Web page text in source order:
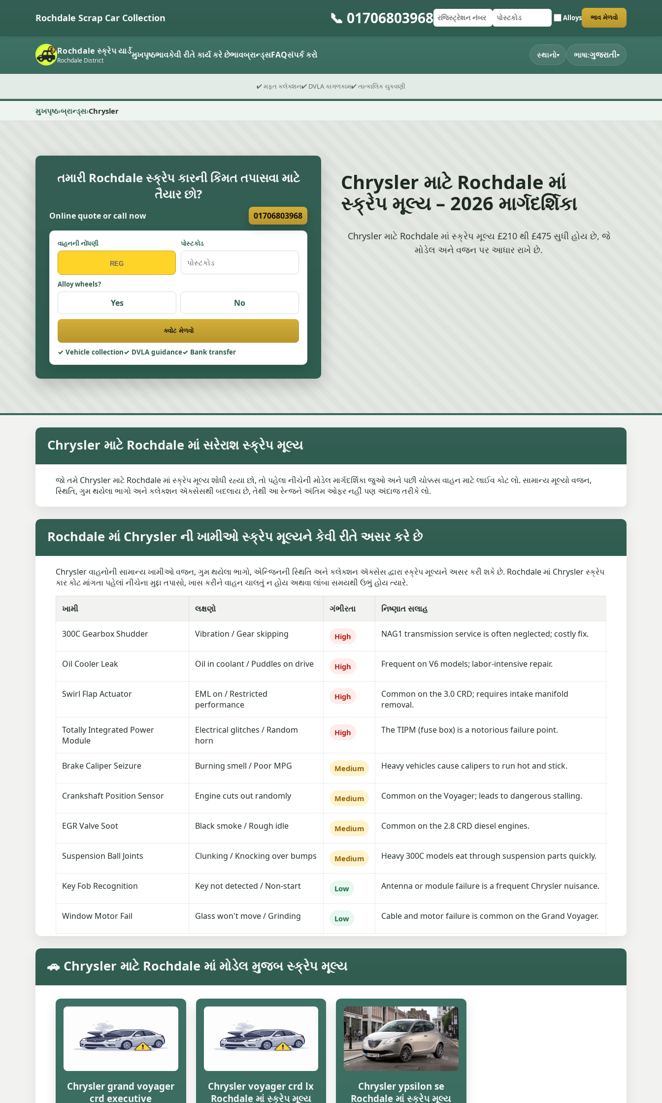
Rochdale Scrap Car Collection 📞 01706803968રજિસ્ટ્રેશન નંબર
પોસ્ટકોડ Alloys
ફોર્મ સબમિટ કરો ભાવ મેળવો
Rochdale સ્ક્રેપ યાર્ડ
Rochdale District મુખપૃષ્ઠભાવકેવી રીતે કાર્ય કરે છેભાવબ્રાન્ડ્સFAQસંપર્ક કરો સ્થાનો▾ ભાષા:ગુજરાતી▾
✔ મફત કલેક્શન✔ DVLA કાગળકામ✔ તાત્કાલિક ચુકવણી
મુખપૃષ્ઠ બ્રાન્ડ્સ Chrysler
તમારી Rochdale સ્ક્રેપ કારની કિંમત તપાસવા માટે
તૈયાર છો?
Online quote or call now 01706803968
વાહનની નોંધણી પોસ્ટકોડ
Alloy wheels?
Yes No
ક્વોટ મેળવો
Vehicle collection DVLA guidance Bank transfer
Chrysler માટે Rochdale માં
સ્ક્રેપ મૂલ્ય – 2026 માર્ગદર્શિકા
Chrysler માટે Rochdale માં સ્ક્રેપ મૂલ્ય £210 થી £475 સુધી હોય છે, જે
મોડેલ અને વજન પર આધાર રાખે છે.
Chrysler માટે Rochdale માં સરેરાશ સ્ક્રેપ મૂલ્ય
જો તમે Chrysler માટે Rochdale માં સ્ક્રેપ મૂલ્ય શોધી રહ્યા છો, તો પહેલા નીચેની મોડેલ માર્ગદર્શિકા જુઓ અને પછી ચોક્કસ વાહન માટે લાઈવ કોટ લો. સામાન્ય મૂલ્યો વજન,
સ્થિતિ, ગુમ થયેલા ભાગો અને કલેક્શન ઍક્સેસથી બદલાય છે, તેથી આ રેન્જને અંતિમ ઓફર નહીં પણ અંદાજ તરીકે લો.
Rochdale માં Chrysler ની ખામીઓ સ્ક્રેપ મૂલ્યને કેવી રીતે અસર કરે છે
Chrysler વાહનોની સામાન્ય ખામીઓ વજન, ગુમ થયેલા ભાગો, એન્જિનની સ્થિતિ અને કલેક્શન ઍક્સેસ દ્વારા સ્ક્રેપ મૂલ્યને અસર કરી શકે છે. Rochdale માં Chrysler સ્ક્રેપ
કાર કોટ માંગતા પહેલાં નીચેના મુદ્દા તપાસો, ખાસ કરીને વાહન ચાલતું ન હોય અથવા લાંબા સમયથી ઉભું હોય ત્યારે.
ખામી લક્ષણો ગંભીરતા નિષ્ણાત સલાહ
300C Gearbox Shudder Vibration / Gear skipping High NAG1 transmission service is often neglected; costly fix.
Oil Cooler Leak Oil in coolant / Puddles on drive High Frequent on V6 models; labor-intensive repair.
Swirl Flap Actuator
EML on / Restricted
performance
High
Common on the 3.0 CRD; requires intake manifold
removal.
Totally Integrated Power
Module
Electrical glitches / Random
horn
High The TIPM (fuse box) is a notorious failure point.
Brake Caliper Seizure Burning smell / Poor MPG Medium Heavy vehicles cause calipers to run hot and stick.
Crankshaft Position Sensor Engine cuts out randomly Medium Common on the Voyager; leads to dangerous stalling.
EGR Valve Soot Black smoke / Rough idle Medium Common on the 2.8 CRD diesel engines.
Suspension Ball Joints Clunking / Knocking over bumps Medium Heavy 300C models eat through suspension parts quickly.
Key Fob Recognition Key not detected / Non-start Low Antenna or module failure is a frequent Chrysler nuisance.
Window Motor Fail Glass won't move / Grinding Low Cable and motor failure is common on the Grand Voyager.
🚗 Chrysler માટે Rochdale માં મોડેલ મુજબ સ્ક્રેપ મૂલ્ય
Chrysler grand voyager
crd executive
Chrysler voyager crd lx
Rochdale માં સ્ક્રેપ મૂલ્ય
Chrysler ypsilon se
Rochdale માં સ્ક્રેપ મૂલ્ય